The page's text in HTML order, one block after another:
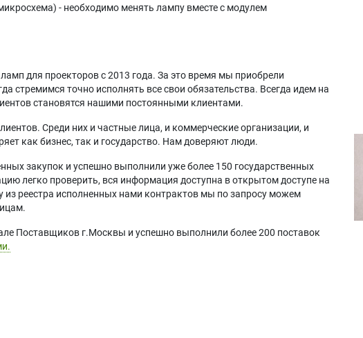
- необходимо менять лампу вместе с модулем
для проекторов с 2013 года. За это время мы приобрели
стремимся точно исполнять все свои обязательства. Всегда идем на
становятся нашими постоянными клиентами.
Среди них и частные лица, и коммерческие организации, и
как бизнес, так и государство. Нам доверяют люди.
закупок и успешно выполнили уже более 150 государственных
легко проверить, вся информация доступна в открытом доступе на
из реестра исполненных нами контрактов мы по запросу можем
Поставщиков г.Москвы и успешно выполнили более 200 поставок